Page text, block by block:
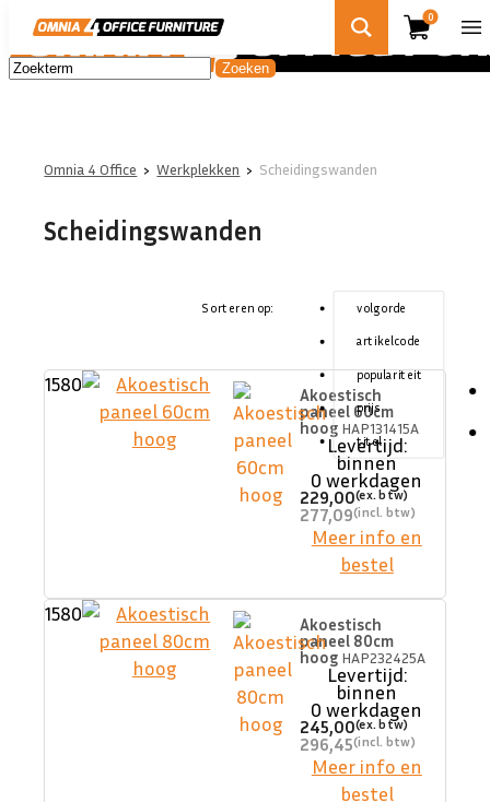
0
Omnia 4 Office › Werkplekken › Scheidingswanden
Scheidingswanden
Sorteren op: volgorde
artikelcode
populariteit
prijs
titel
1580
Akoestisch
paneel 60cm
hoog HAP131415A
Levertijd:
binnen
0 werkdagen
229,00
277,09
Meer info en
bestel
1580
Akoestisch
paneel 80cm
hoog HAP232425A
Levertijd:
binnen
0 werkdagen
245,00
296,45
Meer info en
bestel